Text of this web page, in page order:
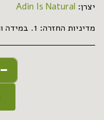
יצרן: Adin Is Natural
מדיניות החזרה: 1. במידה והמוצר נפגם במהלך המשלוח, אנא צלמו אותו, שלחו את התמונה בדוא&quot;ל או וואטסאפ ותקבלו החזר מלא ללא צורך במשלוח בחזרה. 2. במידה ואינכם מרוצים ממנו מסיבה כלשהיא- יוחזרו לכם 50% מערך המוצר בניכוי עלות המשלוח שלו.